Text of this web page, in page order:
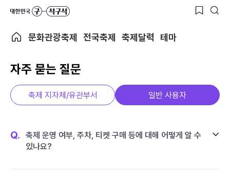
문화관광축제 전국축제 축제달력 테마
자주 묻는 질문
축제 지자체/유관부서 일반 사용자
Q.
축제 운영 여부, 주차, 티켓 구매 등에 대해 어떻게 알 수
있나요?